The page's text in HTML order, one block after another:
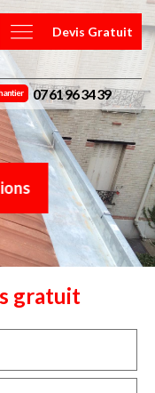
Devis Gratuit
07 61 96 34 39
gratuit